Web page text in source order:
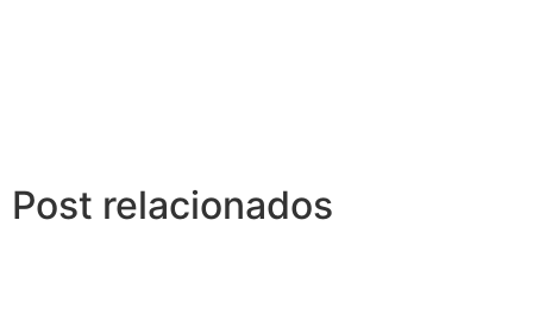
Post relacionados